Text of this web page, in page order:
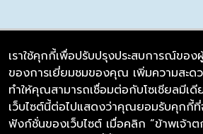
บริษัท ซิมลิงค์ จำกัด
98/226 Bangrakyai-Baanmai Road,
Bangyai, Nonthaburi 11140
เราใช้คุกกี้เพื่อปรับปรุงประสบการณ์ของ
ของการเยี่ยมชมของคุณ เพิ่มความสะดว
ทำให้คุณสามารถเชื่อมต่อกับโซเชียลมีเ
เว็บไซต์นี้ต่อไปแสดงว่าคุณยอมรับคุกกี้ที่
ฟังก์ชั่นของเว็บไซต์ เมื่อคลิก “ข้าพเจ้า